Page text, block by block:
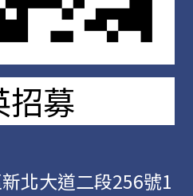
招募
北大道二段256號1